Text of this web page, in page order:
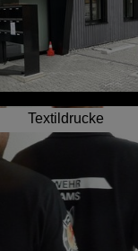
Textildrucke